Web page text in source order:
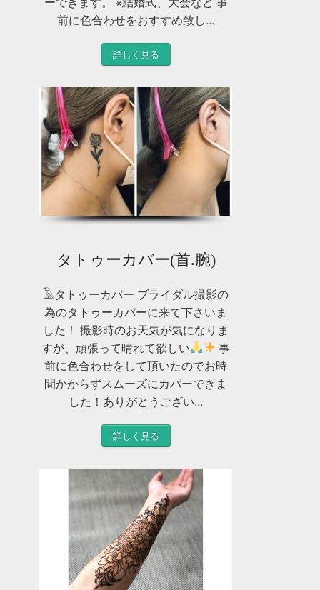
前に色合わせをおすすめ致し...
詳しく見る
タトゥーカバー(首.腕)
𓄿タトゥーカバー ブライダル撮影の
為のタトゥーカバーに来て下さいま
した！ 撮影時のお天気が気になりま
すが、頑張って晴れて欲しい
事
前に色合わせをして頂いたのでお時
間かからずスムーズにカバーできま
した！ありがとうござい...
詳しく見る